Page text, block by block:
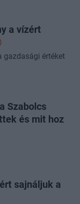
a vízért
gazdasági értéket
Szabolcs
és mit hoz
sajnáljuk a